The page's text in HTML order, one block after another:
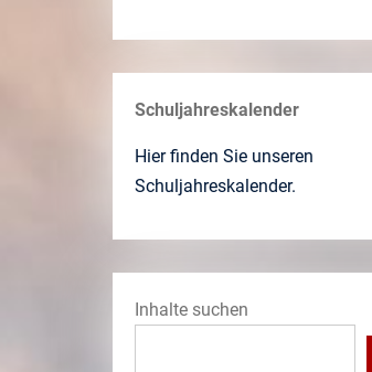
Schuljahreskalender
Hier finden Sie unseren
Schuljahreskalender.
Inhalte suchen